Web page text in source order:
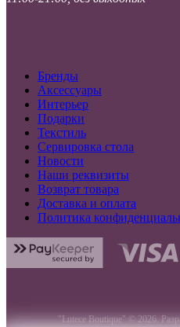
Бренды
Аксессуары
Интерьер
Подарки
Текстиль
Сервировка стола
Новости
Наши реквизиты
Возврат товара
Доставка и оплата
Политика
"Lutece Boutique" © 2026.